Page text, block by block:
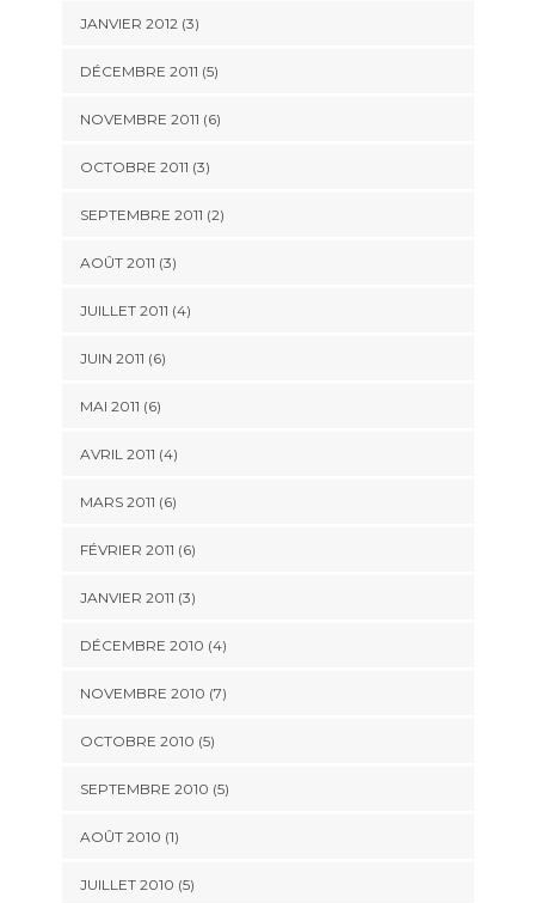
JANVIER 2012(3)
DÉCEMBRE 2011 (5)
NOVEMBRE 2011 (6)
OCTOBRE 2011 (3)
SEPTEMBRE 2011 (2)
AOÛT 2011 (3)
JUILLET 2011 (4)
JUIN 2011 (6)
MAI 2011 (6)
AVRIL 2011 (4)
MARS 2011 (6)
FÉVRIER 2011 (6)
JANVIER 2011 (3)
DÉCEMBRE 2010 (4)
NOVEMBRE 2010 (7)
OCTOBRE 2010 (5)
SEPTEMBRE 2010 (5)
AOÛT 2010 (1)
JUILLET 2010 (5)